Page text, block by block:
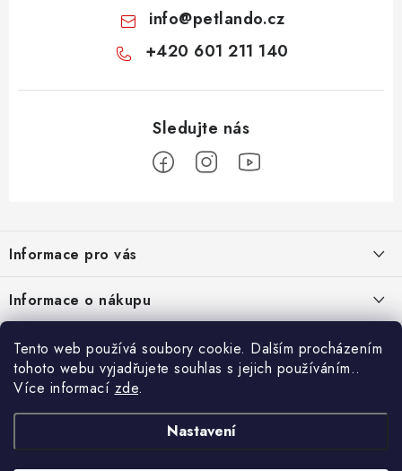
Tento web používá soubory cookie. Dalším procházením
tohoto webu vyjadřujete souhlas s jejich používáním..
Více informací zde.
Nastavení
info@petlando.cz
+420 601 211 140
p
a
t
í
Informace pro vás
Nové věrnostní podmínky
Chovatelský program
Petlando velkoobchod
Blog
Informace o nákupu
Hodnocení obchodu
Jak vyměnit či vrátit zboží
Podmínky ochrany osobních údajů
Obchodní podmínky
Facebook
Blog
Proč si pořídit funkční župan 3 v 1 ?